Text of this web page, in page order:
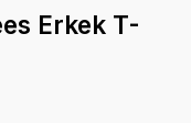
Erkek T-